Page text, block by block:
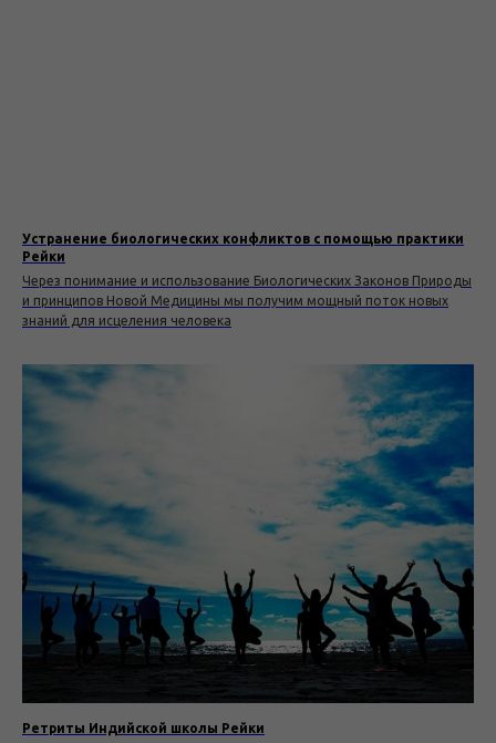
Устранение биологических конфликтов с помощью практики
Рейки
Через понимание и использование Биологических Законов Природы
и принципов Новой Медицины мы получим мощный поток новых
знаний для исцеления человека
Ретриты Индийской школы Рейки